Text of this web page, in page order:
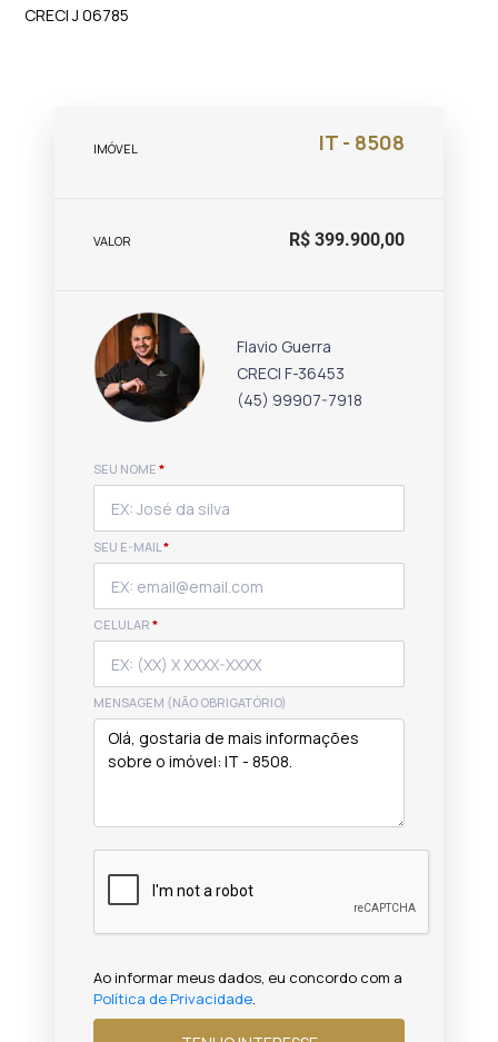
CRECI J 06785
IMÓVEL IT - 8508
VALOR R$ 399.900,00
Flavio Guerra
CRECI F-36453
(45) 99907-7918
SEU NOME *
SEU E-MAIL*
CELULAR *
MENSAGEM (NÃO OBRIGATÓRIO)
Ao informar meus dados, eu concordo com a
Política de Privacidade.